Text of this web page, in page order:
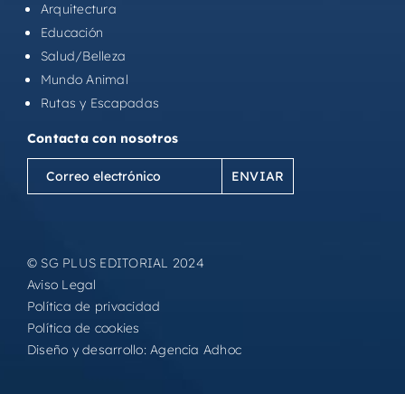
Arquitectura
Educación
Salud/Belleza
Mundo Animal
Rutas y Escapadas
Contacta con nosotros
Correo
electrónico
© SG PLUS EDITORIAL 2024
Aviso Legal
Política de privacidad
Política de cookies
Diseño y desarrollo:Agencia Adhoc